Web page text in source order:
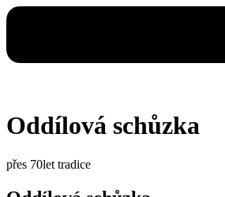
Oddílová schůzka
přes 70let tradice